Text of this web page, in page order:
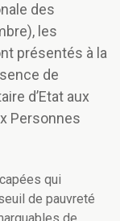
des
les
présentés à la
de
d’Etat aux
Personnes
qui
de pauvreté